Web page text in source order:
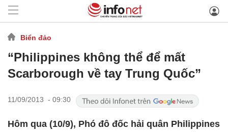
Biển đảo
“Philippines không thể để mất
Scarborough về tay Trung Quốc”
11/09/2013 - 09:30
Hôm qua (10/9), Phó đô đốc hải quân Philippines